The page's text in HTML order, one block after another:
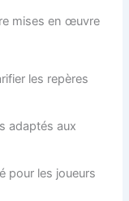
mises en œuvre
les repères
adaptés aux
pour les joueurs